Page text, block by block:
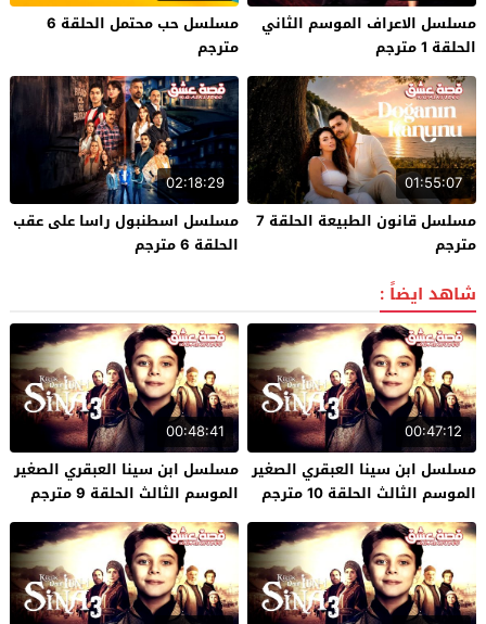
مسلسل الاعراف الموسم الثاني
الحلقة 1 مترجم
مسلسل حب محتمل الحلقة 6
مترجم
01:55:07
مسلسل قانون الطبيعة الحلقة 7
مترجم
02:18:29
مسلسل اسطنبول راسا على عقب
الحلقة 6 مترجم
شاهد ايضاً :
00:47:12
مسلسل ابن سينا العبقري الصغير
الموسم الثالث الحلقة 10 مترجم
00:48:41
مسلسل ابن سينا العبقري الصغير
الموسم الثالث الحلقة 9 مترجم